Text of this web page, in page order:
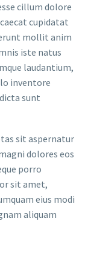
cillum dolore
cupidatat
mollit anim
iste natus
laudantium,
inventore
sunt
sit aspernatur
dolores eos
porro
sit amet,
eius modi
aliquam